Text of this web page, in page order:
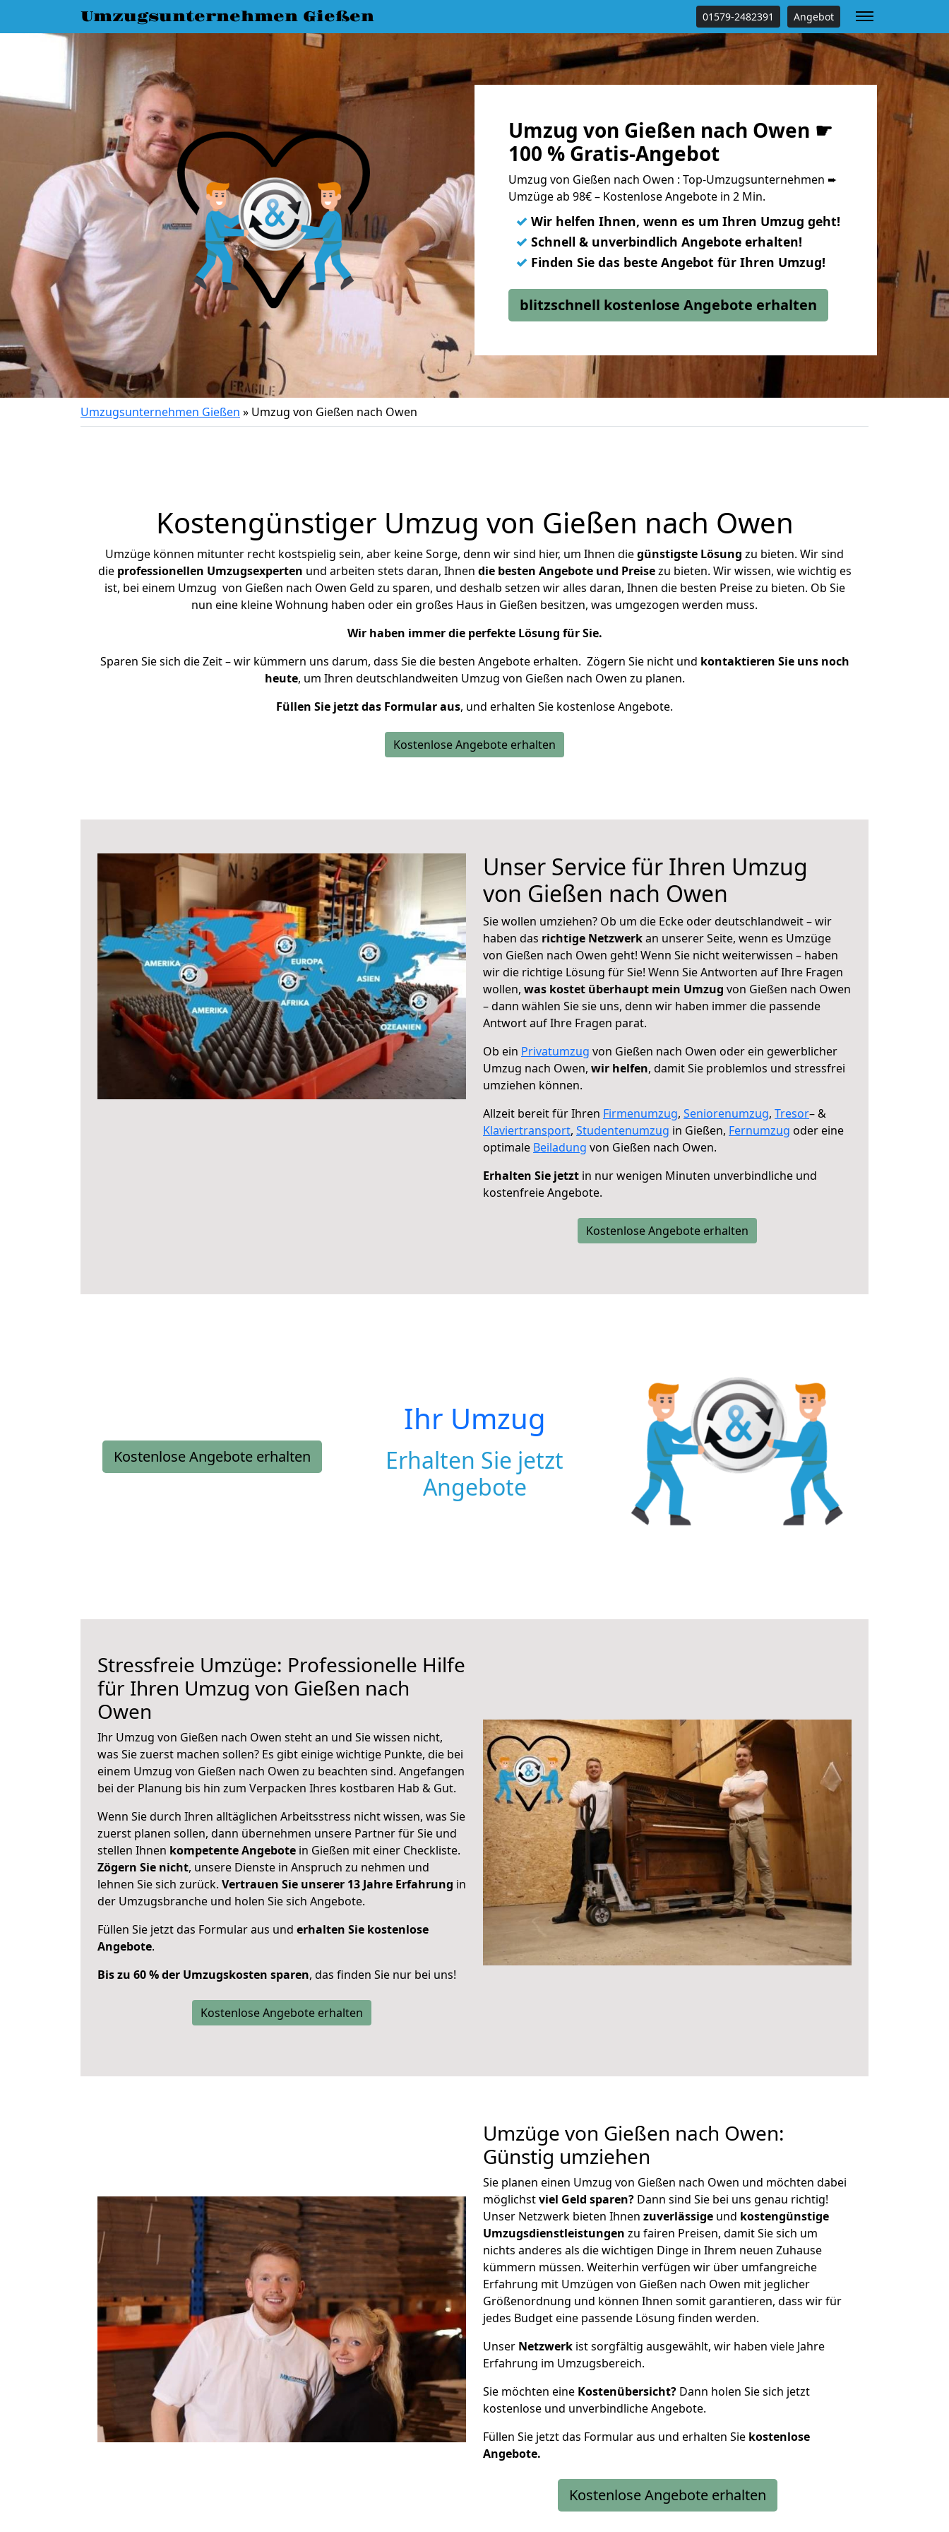
Umzugsunternehmen Gießen 01579-2482391 Angebot
Umzug von Gießen nach Owen ☛
100 % Gratis-Angebot
Umzug von Gießen nach Owen : Top-Umzugsunternehmen ➨
Umzüge ab 98€ – Kostenlose Angebote in 2 Min.
✓ Wir helfen Ihnen, wenn es um Ihren Umzug geht!
✓ Schnell & unverbindlich Angebote erhalten!
✓ Finden Sie das beste Angebot für Ihren Umzug!
blitzschnell kostenlose Angebote erhalten
Umzugsunternehmen Gießen » Umzug von Gießen nach Owen
Kostengünstiger Umzug von Gießen nach Owen
Umzüge können mitunter recht kostspielig sein, aber keine Sorge, denn wir sind hier, um Ihnen diegünstigste Lösung zu bieten. Wir sind
die professionellen Umzugsexperten und arbeiten stets daran, Ihnen die besten Angebote und Preisezu bieten. Wir wissen, wie wichtig es
ist, bei einem Umzug von Gießen nach Owen Geld zu sparen, und deshalb setzen wir alles daran, Ihnen die besten Preise zu bieten. Ob Sie
nun eine kleine Wohnung haben oder ein großes Haus in Gießen besitzen, was umgezogen werden muss.
Wir haben immer die perfekte Lösung für Sie.
Sparen Sie sich die Zeit – wir kümmern uns darum, dass Sie die besten Angebote erhalten. Zögern Sie nicht und kontaktieren Sie uns noch
heute, um Ihren deutschlandweiten Umzug von Gießen nach Owen zu planen.
Füllen Sie jetzt das Formular aus, und erhalten Sie kostenlose Angebote.
Kostenlose Angebote erhalten
Unser Service für Ihren Umzug
von Gießen nach Owen
Sie wollen umziehen? Ob um die Ecke oder deutschlandweit – wir
haben das richtige Netzwerkan unserer Seite, wenn es Umzüge
von Gießen nach Owen geht! Wenn Sie nicht weiterwissen – haben
wir die richtige Lösung für Sie! Wenn Sie Antworten auf Ihre Fragen
wollen, was kostet überhaupt mein Umzug von Gießen nach Owen
– dann wählen Sie sie uns, denn wir haben immer die passende
Antwort auf Ihre Fragen parat.
Ob ein Privatumzug von Gießen nach Owen oder ein gewerblicher
Umzug nach Owen, wir helfen, damit Sie problemlos und stressfrei
umziehen können.
Allzeit bereit für Ihren Firmenumzug, Seniorenumzug, Tresor– &
Klaviertransport, Studentenumzug in Gießen, Fernumzug oder eine
optimale Beiladung von Gießen nach Owen.
Erhalten Sie jetzt in nur wenigen Minuten unverbindliche und
kostenfreie Angebote.
Kostenlose Angebote erhalten
Kostenlose Angebote erhalten
Ihr Umzug
Erhalten Sie jetzt
Angebote
Stressfreie Umzüge: Professionelle Hilfe
für Ihren Umzug von Gießen nach
Owen
Ihr Umzug von Gießen nach Owen steht an und Sie wissen nicht,
was Sie zuerst machen sollen? Es gibt einige wichtige Punkte, die bei
einem Umzug von Gießen nach Owen zu beachten sind. Angefangen
bei der Planung bis hin zum Verpacken Ihres kostbaren Hab & Gut.
Wenn Sie durch Ihren alltäglichen Arbeitsstress nicht wissen, was Sie
zuerst planen sollen, dann übernehmen unsere Partner für Sie und
stellen Ihnen kompetente Angebote in Gießen mit einer Checkliste.
Zögern Sie nicht, unsere Dienste in Anspruch zu nehmen und
lehnen Sie sich zurück. Vertrauen Sie unserer 13 Jahre Erfahrung in
der Umzugsbranche und holen Sie sich Angebote.
Füllen Sie jetzt das Formular aus und erhalten Sie kostenlose
Angebote.
Bis zu 60 % der Umzugskosten sparen, das finden Sie nur bei uns!
Kostenlose Angebote erhalten
Umzüge von Gießen nach Owen:
Günstig umziehen
Sie planen einen Umzug von Gießen nach Owen und möchten dabei
möglichstviel Geld sparen? Dann sind Sie bei uns genau richtig!
Unser Netzwerk bieten Ihnen zuverlässige und kostengünstige
Umzugsdienstleistungen zu fairen Preisen, damit Sie sich um
nichts anderes als die wichtigen Dinge in Ihrem neuen Zuhause
kümmern müssen. Weiterhin verfügen wir über umfangreiche
Erfahrung mit Umzügen von Gießen nach Owen mit jeglicher
Größenordnung und können Ihnen somit garantieren, dass wir für
jedes Budget eine passende Lösung finden werden.
Unser Netzwerk ist sorgfältig ausgewählt, wir haben viele Jahre
Erfahrung im Umzugsbereich.
Sie möchten eine Kostenübersicht? Dann holen Sie sich jetzt
kostenlose und unverbindliche Angebote.
Füllen Sie jetzt das Formular aus und erhalten Sie kostenlose
Angebote.
Kostenlose Angebote erhalten